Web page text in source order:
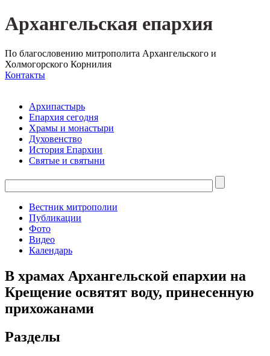
Архангельская епархия
По благословению митрополита Архангельского и
Холмогорского Корнилия
Контакты
Архипастырь
Епархия сегодня
Храмы и монастыри
Духовенство
История Епархии
Святые и святыни
Вестник митрополии
Публикации
Фото
Видео
Календарь
В храмах Архангельской епархии на
Крещение освятят воду, принесенную
прихожанами
Разделы